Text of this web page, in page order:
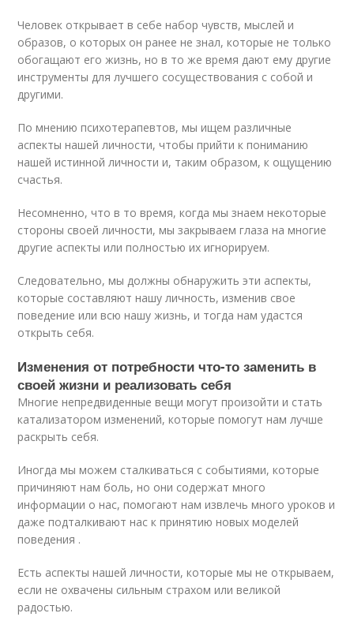
Человек открывает в себе набор чувств, мыслей и
образов, о которых он ранее не знал, которые не только
обогащают его жизнь, но в то же время дают ему другие
инструменты для лучшего сосуществования с собой и
другими.
По мнению психотерапевтов, мы ищем различные
аспекты нашей личности, чтобы прийти к пониманию
нашей истинной личности и, таким образом, к ощущению
счастья.
Несомненно, что в то время, когда мы знаем некоторые
стороны своей личности, мы закрываем глаза на многие
другие аспекты или полностью их игнорируем.
Следовательно, мы должны обнаружить эти аспекты,
которые составляют нашу личность, изменив свое
поведение или всю нашу жизнь, и тогда нам удастся
открыть себя.
Изменения от потребности что-то заменить в
своей жизни и реализовать себя
Многие непредвиденные вещи могут произойти и стать
катализатором изменений, которые помогут нам лучше
раскрыть себя.
Иногда мы можем сталкиваться с событиями, которые
причиняют нам боль, но они содержат много
информации о нас, помогают нам извлечь много уроков и
даже подталкивают нас к принятию новых моделей
поведения .
Есть аспекты нашей личности, которые мы не открываем,
если не охвачены сильным страхом или великой
радостью.